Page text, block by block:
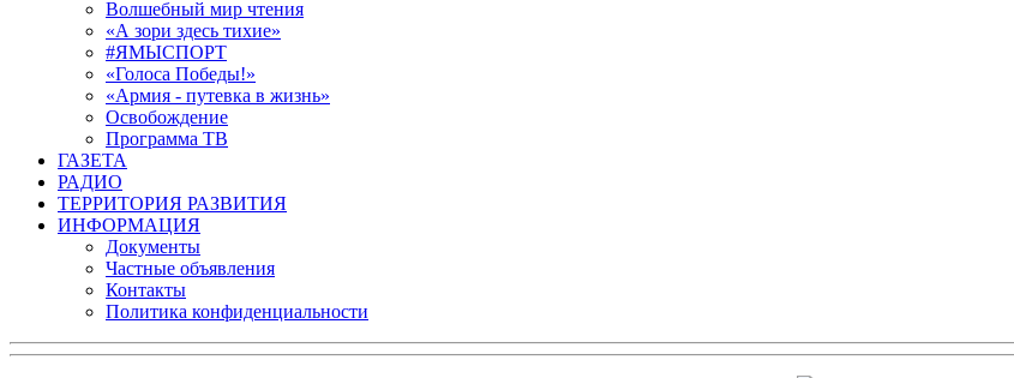
Волшебный мир чтения
«А зори здесь тихие»
#ЯМЫСПОРТ
«Голоса Победы!»
«Армия - путевка в жизнь»
Освобождение
Программа ТВ
ГАЗЕТА
РАДИО
ТЕРРИТОРИЯ РАЗВИТИЯ
ИНФОРМАЦИЯ
Документы
Частные объявления
Контакты
Политика конфиденциальности